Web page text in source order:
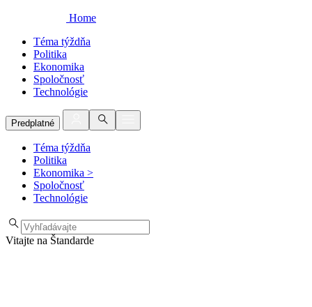
Home
Téma týždňa
Politika
Ekonomika
Spoločnosť
Technológie
Predplatné
Téma týždňa
Politika
Ekonomika >
Spoločnosť
Technológie
Vitajte na Štandarde